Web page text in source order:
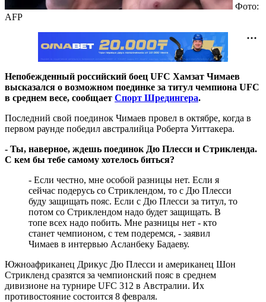
Фото:
AFP
Непобежденный российский боец UFC Хамзат Чимаев
высказался о возможном поединке за титул чемпиона UFC
в среднем весе, сообщает Спорт Шредингера.
Последний свой поединок Чимаев провел в октябре, когда в
первом раунде победил австралийца Роберта Уиттакера.
- Ты, наверное, ждешь поединок Дю Плесси и Стрикленда.
С кем бы тебе самому хотелось биться?
- Если честно, мне особой разницы нет. Если я
сейчас подерусь со Стриклендом, то с Дю Плесси
буду защищать пояс. Если с Дю Плесси за титул, то
потом со Стриклендом надо будет защищать. В
топе всех надо побить. Мне разницы нет - кто
станет чемпионом, с тем подеремся, - заявил
Чимаев в интервью Асланбеку Бадаеву.
Южноафриканец Дрикус Дю Плесси и американец Шон
Стрикленд сразятся за чемпионский пояс в среднем
дивизионе на турнире UFC 312 в Австралии. Их
противостояние состоится 8 февраля.